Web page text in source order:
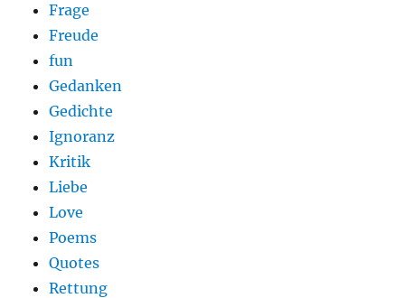
Frage
Freude
fun
Gedanken
Gedichte
Ignoranz
Kritik
Liebe
Love
Poems
Quotes
Rettung